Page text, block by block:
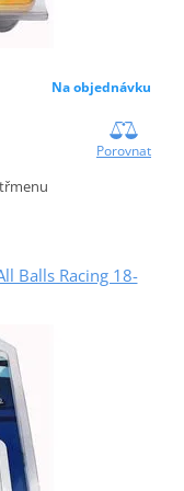
Na objednávku
Porovnat
Balls Racing 18-